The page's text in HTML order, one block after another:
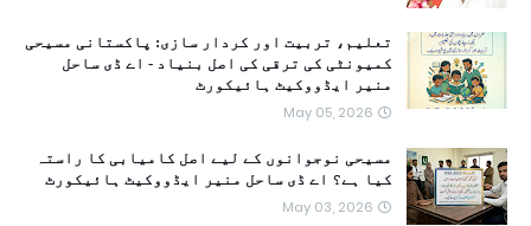
تعلیم، تربیت اور کردار سازی: پاکستانی مسیحی
کمیونٹی کی ترقی کی اصل بنیاد - اے ڈی ساحل
منیر ایڈووکیٹ ہائیکورٹ
May 05, 2026
مسیحی نوجوانوں کے لیے اصل کامیابی کا راستہ
کیا ہے؟ اے ڈی ساحل منیر ایڈووکیٹ ہائیکورٹ
May 03, 2026